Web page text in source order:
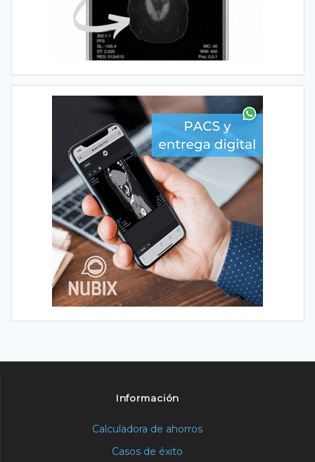
Información
Calculadora de ahorros
Casos de éxito